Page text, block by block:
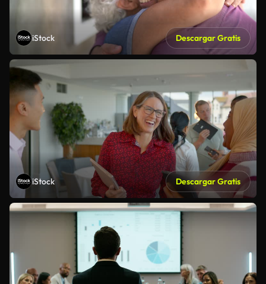
iStock Descargar Gratis
iStock Descargar Gratis